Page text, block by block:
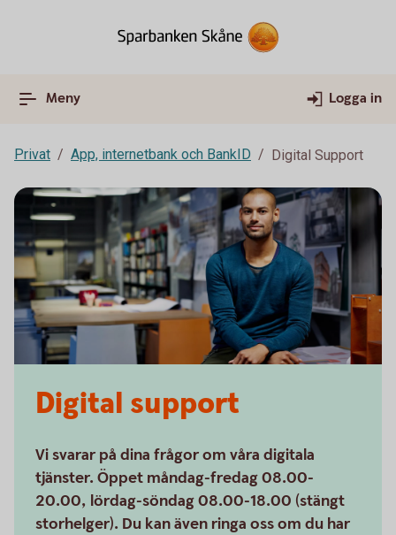
Meny Logga in
Privat App, internetbank och BankID Digital Support
Digital support
Vi svarar på dina frågor om våra digitala
tjänster. Öppet måndag-fredag 08.00-
20.00, lördag-söndag 08.00-18.00 (stängt
storhelger). Du kan även ringa oss om du har